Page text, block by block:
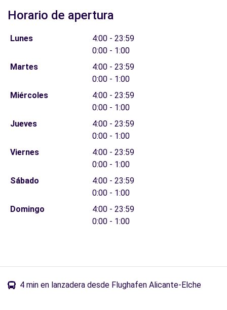
Horario de apertura
Lunes
4:00 - 23:59
0:00 - 1:00
Martes
4:00 - 23:59
0:00 - 1:00
Miércoles
4:00 - 23:59
0:00 - 1:00
Jueves
4:00 - 23:59
0:00 - 1:00
Viernes
4:00 - 23:59
0:00 - 1:00
Sábado
4:00 - 23:59
0:00 - 1:00
Domingo
4:00 - 23:59
0:00 - 1:00
4 min en lanzadera desde Flughafen Alicante-Elche